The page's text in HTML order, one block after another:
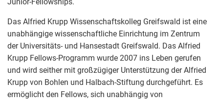
Das Alfried Krupp Wissenschaftskolleg Greifswald ist eine
unabhängige wissenschaftliche Einrichtung im Zentrum
der Universitäts- und Hansestadt Greifswald. Das Alfried
Krupp Fellows-Programm wurde 2007 ins Leben gerufen
und wird seither mit großzügiger Unterstützung der Alfried
Krupp von Bohlen und Halbach-Stiftung durchgeführt. Es
ermöglicht den Fellows, sich unabhängig von